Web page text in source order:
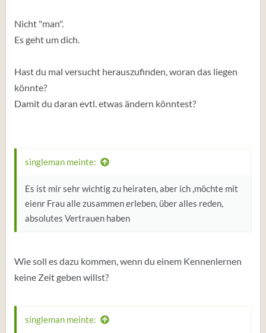
Nicht "man".
Es geht um dich.
Hast du mal versucht herauszufinden, woran das liegen
könnte?
Damit du daran evtl. etwas ändern könntest?
singleman meinte:
Es ist mir sehr wichtig zu heiraten, aber ich ,möchte mit
eienr Frau alle zusammen erleben, über alles reden,
absolutes Vertrauen haben
Wie soll es dazu kommen, wenn du einem Kennenlernen
keine Zeit geben willst?
singleman meinte: